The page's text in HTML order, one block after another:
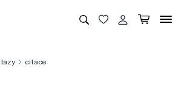
citace